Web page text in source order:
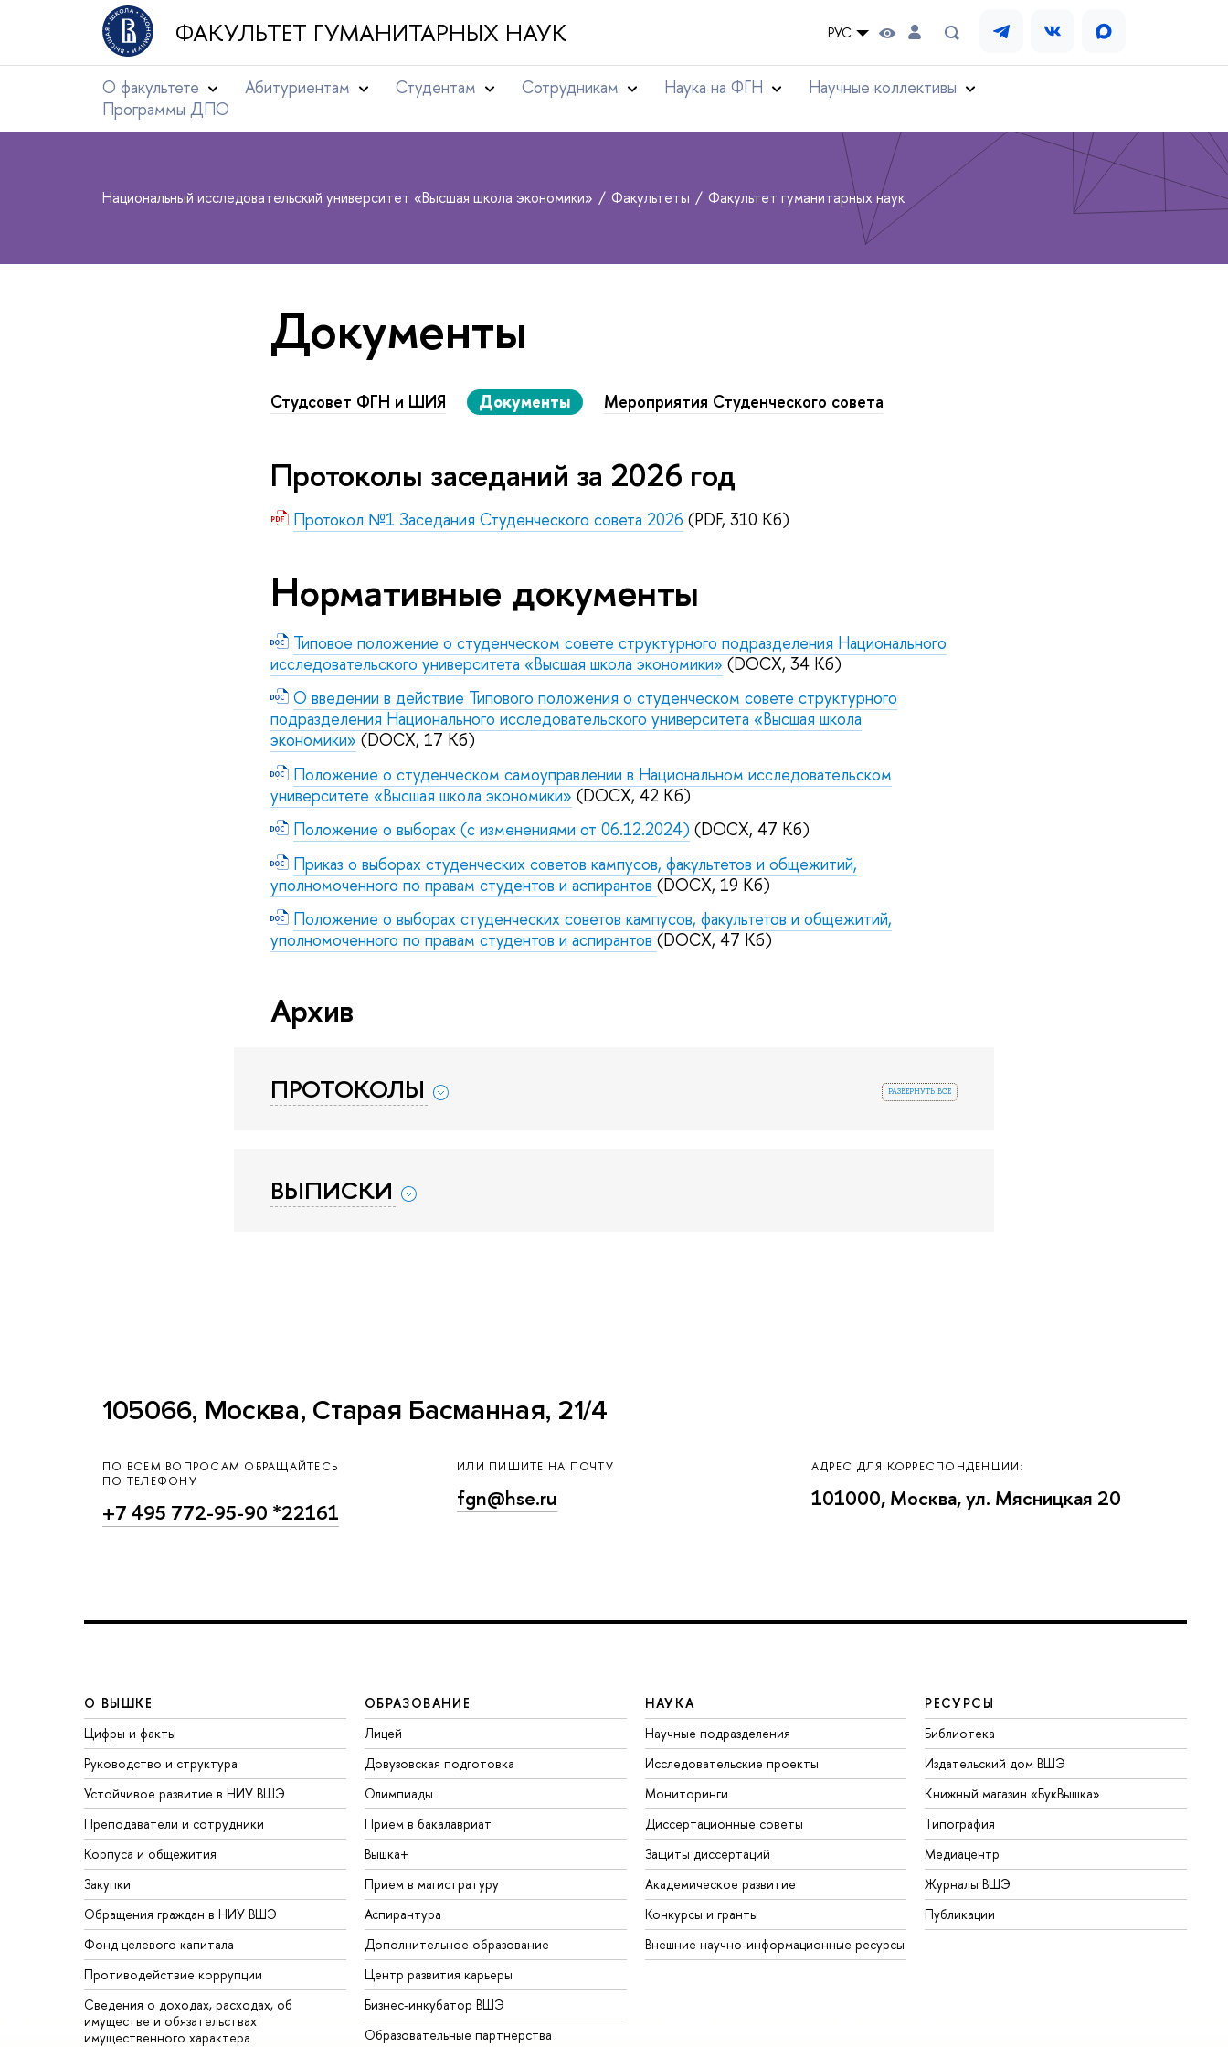
ФАКУЛЬТЕТ ГУМАНИТАРНЫХ НАУК РУС
О факультете Абитуриентам Студентам Сотрудникам Наука на ФГН
Научные коллективы
Программы ДПО
Национальный исследовательский университет «Высшая школа экономики» Факультеты Факультет гуманитарных наук
Документы
Студсовет ФГН и ШИЯ Документы Мероприятия Студенческого совета
Протоколы заседаний за 2026 год
Протокол №1 Заседания Студенческого совета 2026 (PDF, 310 Кб)
Нормативные документы
Типовое положение о студенческом совете структурного подразделения Национального
исследовательского университета «Высшая школа экономики» (DOCX, 34 Кб)
О введении в действие Типового положения о студенческом совете структурного
подразделения Национального исследовательского университета «Высшая школа
экономики» (DOCX, 17 Кб)
Положение о студенческом самоуправлении в Национальном исследовательском
университете «Высшая школа экономики» (DOCX, 42 Кб)
Положение о выборах (с изменениями от 06.12.2024) (DOCX, 47 Кб)
Приказ о выборах студенческих советов кампусов, факультетов и общежитий,
уполномоченного по правам студентов и аспирантов (DOCX, 19 Кб)
Положение о выборах студенческих советов кампусов, факультетов и общежитий,
уполномоченного по правам студентов и аспирантов (DOCX, 47 Кб)
Архив
развернуть все
ПРОТОКОЛЫ
ВЫПИСКИ
105066, Москва, Старая Басманная, 21/4
ПО ВСЕМ ВОПРОСАМ ОБРАЩАЙТЕСЬ
ПО ТЕЛЕФОНУ
+7 495 772-95-90 *22161
ИЛИ ПИШИТЕ НА ПОЧТУ
fgn@hse.ru
АДРЕС ДЛЯ КОРРЕСПОНДЕНЦИИ:
101000, Москва, ул. Мясницкая 20
О ВЫШКЕ
Цифры и факты
Руководство и структура
Устойчивое развитие в НИУ ВШЭ
Преподаватели и сотрудники
Корпуса и общежития
Закупки
Обращения граждан в НИУ ВШЭ
Фонд целевого капитала
Противодействие коррупции
Сведения о доходах, расходах, об
имуществе и обязательствах
имущественного характера
ОБРАЗОВАНИЕ
Лицей
Довузовская подготовка
Олимпиады
Прием в бакалавриат
Вышка+
Прием в магистратуру
Аспирантура
Дополнительное образование
Центр развития карьеры
Бизнес-инкубатор ВШЭ
Образовательные партнерства
НАУКА
Научные подразделения
Исследовательские проекты
Мониторинги
Диссертационные советы
Защиты диссертаций
Академическое развитие
Конкурсы и гранты
Внешние научно-информационные ресурсы
РЕСУРСЫ
Библиотека
Издательский дом ВШЭ
Книжный магазин «БукВышка»
Типография
Медиацентр
Журналы ВШЭ
Публикации